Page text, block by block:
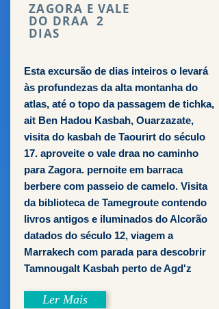
ZAGORA E VALE
DO DRAA 2
DIAS
Esta excursão de dias inteiros o levará
às profundezas da alta montanha do
atlas, até o topo da passagem de tichka,
ait Ben Hadou Kasbah, Ouarzazate,
visita do kasbah de Taourirt do século
17. aproveite o vale draa no caminho
para Zagora. pernoite em barraca
berbere com passeio de camelo. Visita
da biblioteca de Tamegroute contendo
livros antigos e iluminados do Alcorão
datados do século 12, viagem a
Marrakech com parada para descobrir
Tamnougalt Kasbah perto de Agd'z
Ler Mais